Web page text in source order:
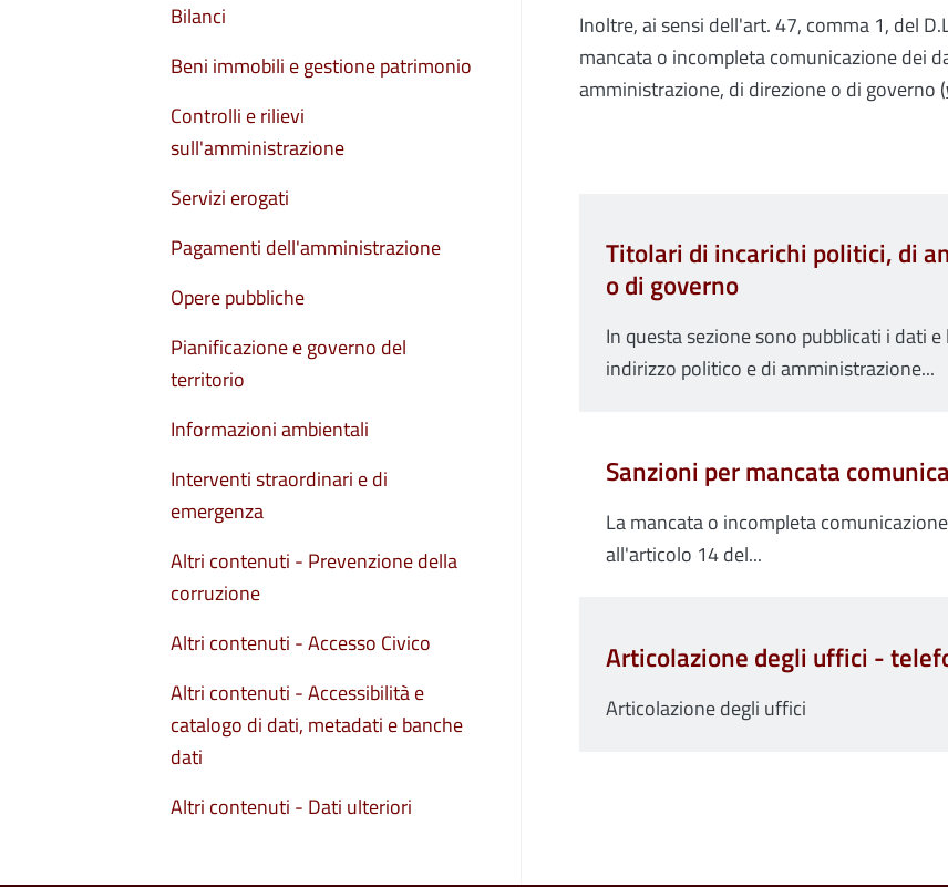
Inoltre, ai sensi dell'art. 47, comma 1, del
mancata o incompleta comunicazione dei
amministrazione, di direzione o di governo (
Titolari di incarichi politici, di
o di governo
In questa sezione sono pubblicati i dati
indirizzo politico e di amministrazione...
Sanzioni per mancata
La mancata o incompleta
all'articolo 14 del...
Articolazione degli uffici -
Articolazione degli uffici
Bilanci
Beni immobili e gestione patrimonio
Controlli e rilievi
sull'amministrazione
Servizi erogati
Pagamenti dell'amministrazione
Opere pubbliche
Pianificazione e governo del
territorio
Informazioni ambientali
Interventi straordinari e di
emergenza
Altri contenuti - Prevenzione della
corruzione
Altri contenuti - Accesso Civico
Altri contenuti - Accessibilità e
catalogo di dati, metadati e banche
dati
Altri contenuti - Dati ulteriori